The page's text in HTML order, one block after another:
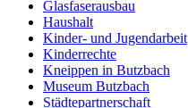
Glasfaserausbau
Haushalt
Kinder- und Jugendarbeit
Kinderrechte
Kneippen in Butzbach
Museum Butzbach
Städtepartnerschaft